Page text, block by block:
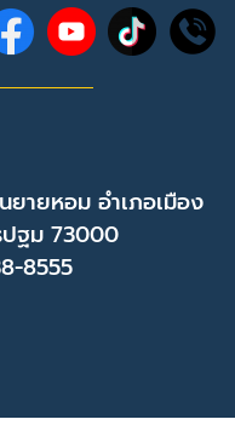
ายหอม อำเภอเมือง
ฐม 73000
8555